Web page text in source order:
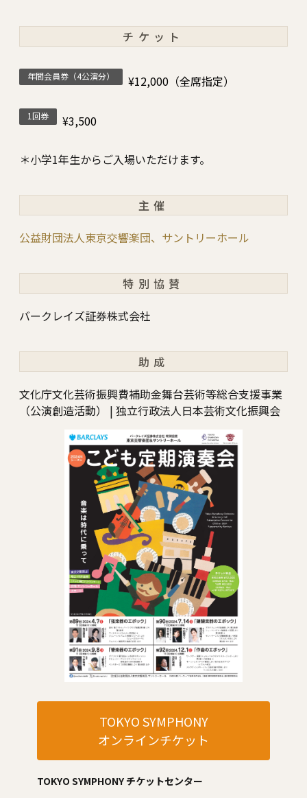
チケット
年間会員券（4公演分） ¥12,000（全席指定）
1回券 ¥3,500
＊小学1年生からご入場いただけます。
主催
公益財団法人東京交響楽団、サントリーホール
特別協賛
バークレイズ証券株式会社
助成
文化庁文化芸術振興費補助金舞台芸術等総合支援事業
（公演創造活動） | 独立行政法人日本芸術文化振興会
TOKYO SYMPHONY
オンラインチケット
TOKYO SYMPHONY チケットセンター